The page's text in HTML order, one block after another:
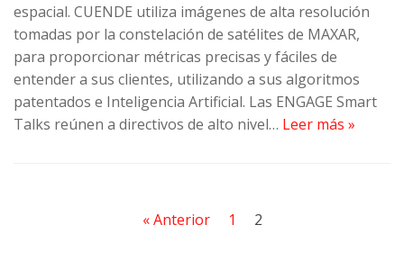
espacial. CUENDE utiliza imágenes de alta resolución
tomadas por la constelación de satélites de MAXAR,
para proporcionar métricas precisas y fáciles de
entender a sus clientes, utilizando a sus algoritmos
patentados e Inteligencia Artificial. Las ENGAGE Smart
Talks reúnen a directivos de alto nivel… Leer más »
« Anterior 1 2